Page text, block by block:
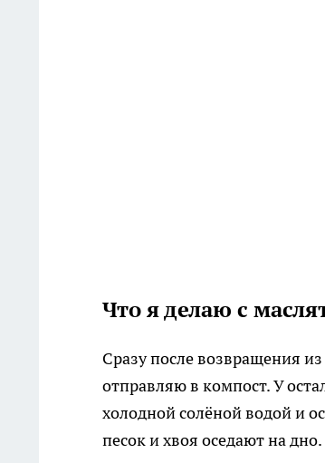
Что я делаю с
Сразу после возвращения
отправляю в компост. У
холодной солёной водой и
песок и хвоя оседают на дно.